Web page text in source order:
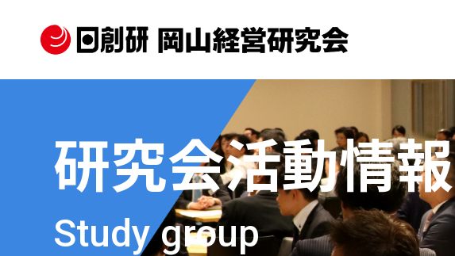
研究会活動情報
Study group